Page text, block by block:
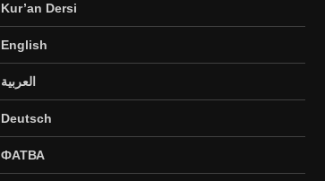
Kur’an Dersi
English
العربية
Deutsch
ФАТВА